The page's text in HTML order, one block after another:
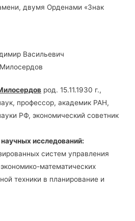
двумя Орденами «Знак
род. 15.11.1930 г.,
профессор, академик РАН,
РФ, экономический советник
исследований:
систем управления
математических
техники в планирование и